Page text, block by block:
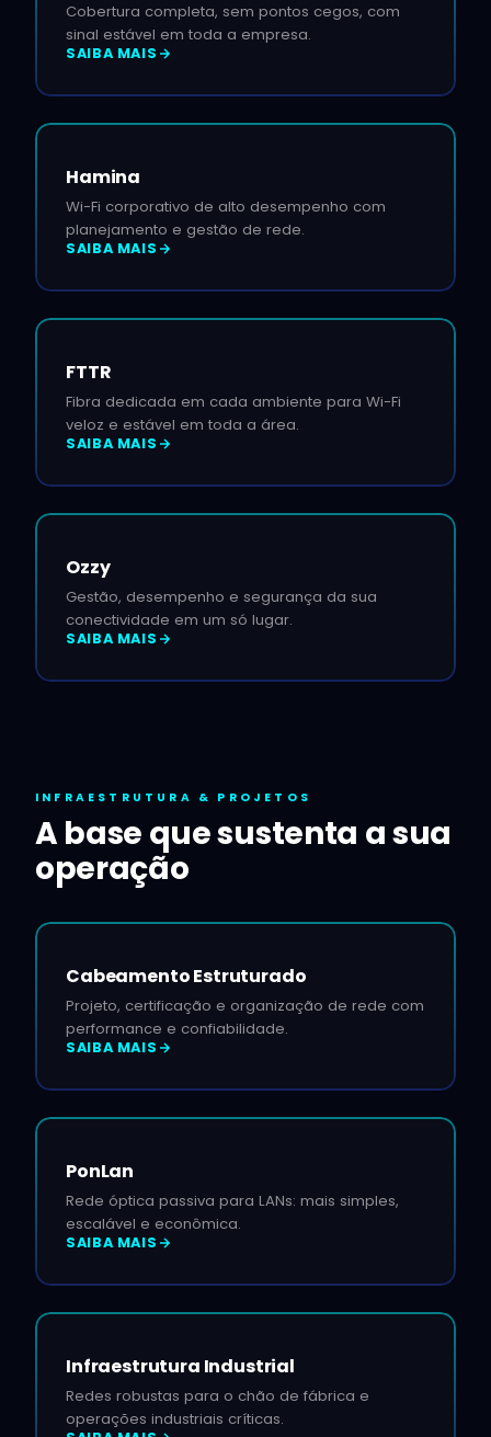
Cobertura completa, sem pontos cegos, com
sinal estável em toda a empresa.
SAIBA MAIS
Hamina
Wi-Fi corporativo de alto desempenho com
planejamento e gestão de rede.
SAIBA MAIS
FTTR
Fibra dedicada em cada ambiente para Wi-Fi
veloz e estável em toda a área.
SAIBA MAIS
Ozzy
Gestão, desempenho e segurança da sua
conectividade em um só lugar.
SAIBA MAIS
INFRAESTRUTURA & PROJETOS
A base que sustenta a sua
operação
Cabeamento Estruturado
Projeto, certificação e organização de rede com
performance e confiabilidade.
SAIBA MAIS
PonLan
Rede óptica passiva para LANs: mais simples,
escalável e econômica.
SAIBA MAIS
Infraestrutura Industrial
Redes robustas para o chão de fábrica e
operações industriais críticas.